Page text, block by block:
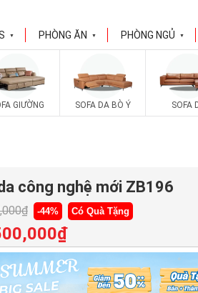
▼ PHÒNG ĂN ▼ PHÒNG NGỦ ▼
GIƯỜNG SOFA DA BÒ Ý SOFA
công nghệ mới ZB196
₫ -44% Có Quà Tặng
₫